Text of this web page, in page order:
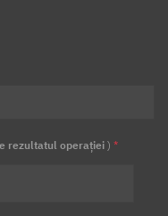
rezultatul operației) *